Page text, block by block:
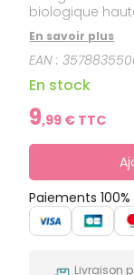
biologique
En savoir plus
EAN :
En stock
9,99 € TTC
Paiements
Livraison